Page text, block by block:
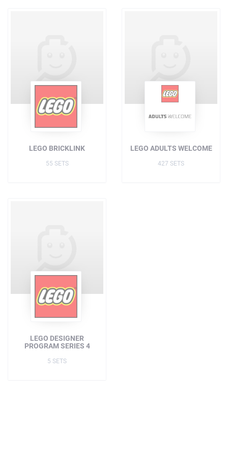
LEGO BRICKLINK
55 SETS
LEGO ADULTS WELCOME
427 SETS
LEGO DESIGNER
PROGRAM SERIES 4
5 SETS